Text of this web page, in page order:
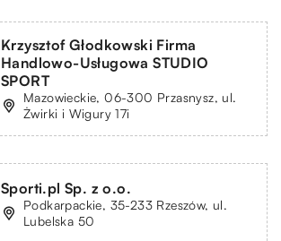
Krzysztof Głodkowski Firma
Handlowo-Usługowa STUDIO
SPORT
Mazowieckie, 06-300 Przasnysz, ul.
Żwirki i Wigury 17i
Sporti.pl Sp. z o.o.
Podkarpackie, 35-233 Rzeszów, ul.
Lubelska 50